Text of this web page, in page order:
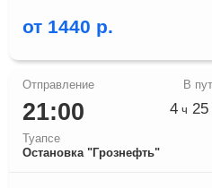
от 1440 р.
21:00
Туапсе
Остановка "Грознефть"
4 ч 25